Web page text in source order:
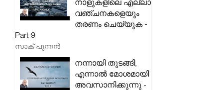
നാളുകളിലെ എല്ലാ
വഞ്ചനകളെയും
തരണം ചെയ്യുക -
Part 9
സാക് പുന്നൻ
നന്നായി തുടങ്ങി,
എന്നാൽ മോശമായി
അവസാനിക്കുന്നു -